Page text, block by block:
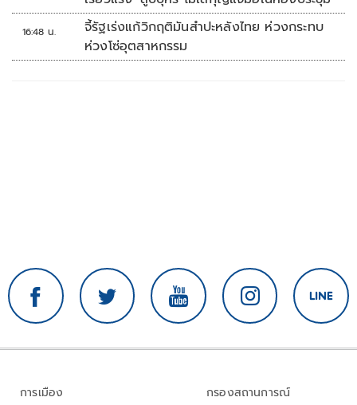
16:48 น.
จี้รัฐเร่งแก้วิกฤติมันสำปะหลังไทย ห่วงกระทบ
ห่วงโซ่อุตสาหกรรม
การเมือง
กรองสถานการณ์